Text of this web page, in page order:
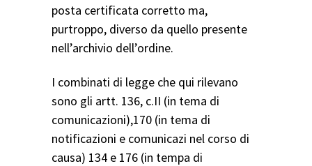
posta certificata corretto ma,
purtroppo, diverso da quello presente
nell’archivio dell’ordine.
I combinati di legge che qui rilevano
sono gli artt. 136, c.II (in tema di
comunicazioni),170 (in tema di
notificazioni e comunicazi nel corso di
causa) 134 e 176 (in tempa di